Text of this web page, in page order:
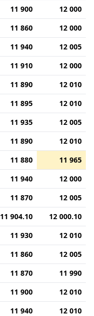
11 900
12 000
11 860
12 000
11 940
12 005
11 910
12 000
11 890
12 010
11 895
12 010
11 935
12 005
11 890
12 010
11 880
11 965
11 940
12 000
11 870
12 005
11 904.10
12 000.10
11 930
12 010
11 860
12 005
11 870
11 990
11 900
12 010
11 940
12 010